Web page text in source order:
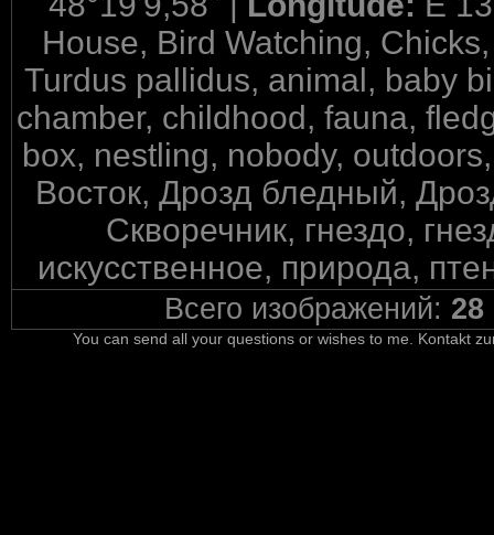
House, Bird Watching,
Turdus pallidus, animal, baby
chamber, childhood, fauna,
box, nestling, nobody,
Восток, Дрозд бледный,
Скворечник, гнездо,
искусственное, природа,
Всего изображений: 28
You can send all your questions or wishes to me. Kontakt